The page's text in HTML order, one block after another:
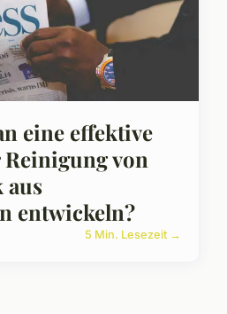
eine effektive
von
entwickeln?
5 Min. Lesezeit →